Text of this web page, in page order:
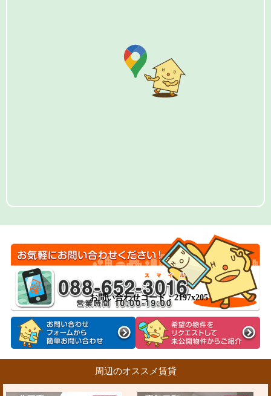
お問い合わせコード：2197x205
周辺のオススメ賃貸